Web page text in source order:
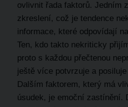
ovlivnit řada faktorů. Jedním
zkreslení, což je tendence
informace, které odpovídají
Ten, kdo takto nekriticky
proto s každou přečtenou
ještě více potvrzuje a
Dalším faktorem, který má
úsudek, je emoční zastínění.